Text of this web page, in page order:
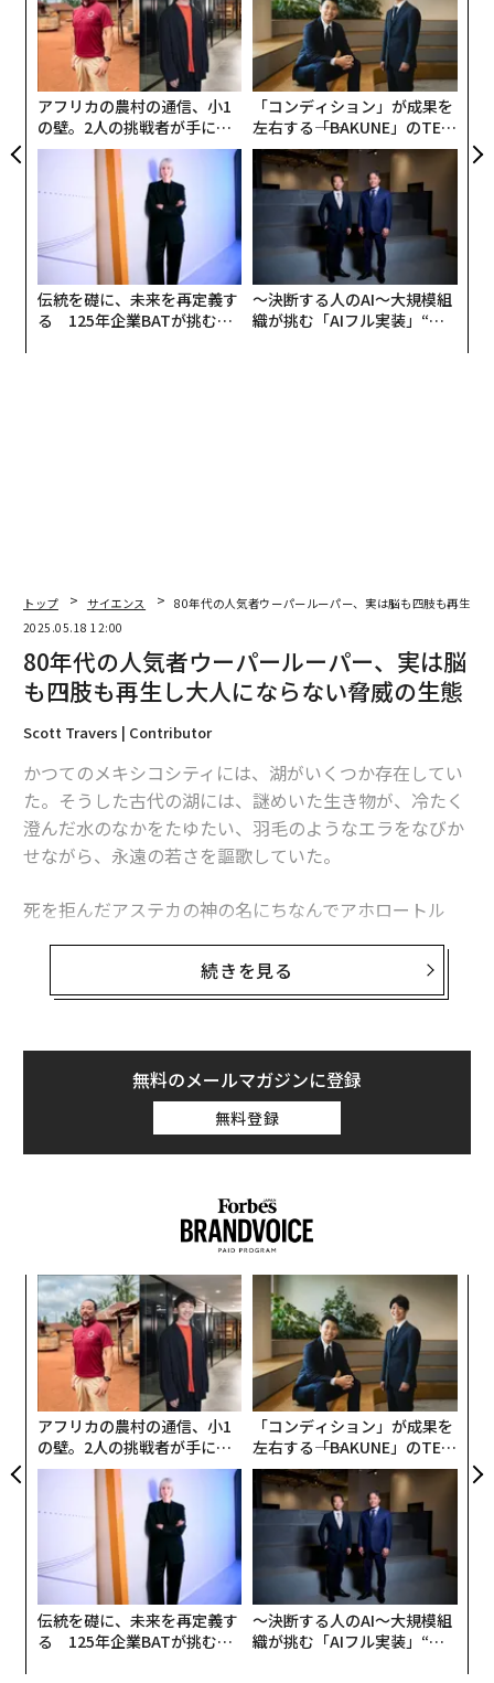
アフリカの農村の通信、小1
の壁。2人の挑戦者が手にし
た「次なる武器」
「コンディション」が成果を
左右する――「BAKUNE」のTEN
TIALが支える「挑戦者の明
日」
伝統を礎に、未来を再定義す
る 125年企業BATが挑むス
〜決断する人のAI〜大規模組
織が挑む「AIフル実装」“使
トップ サイエンス
80年代の人気者ウーパールーパー、実は脳も四肢も再生し
2025.05.18 12:00
80年代の人気者ウーパールーパー、実は脳
も四肢も再生し大人にならない脅威の生態
Scott Travers | Contributor
かつてのメキシコシティには、湖がいくつか存在してい
た。そうした古代の湖には、謎めいた生き物が、冷たく
澄んだ水のなかをたゆたい、羽毛のようなエラをなびか
せながら、永遠の若さを謳歌していた。
死を拒んだアステカの神の名にちなんでアホロートル
驚異の再生能力に気づくはるか昔から、回復力のシンボ
ルだった。（日本ではウーパールーパーという別名で19
た）
しかしいまや、湖の大部分は姿を消した。チャルコ湖は
埃っぽい埋立地となり、ソチミルコ湖はかろうじて存続
しているものの、汚染され、コンクリートとプラスチッ
もまた生き延びたが、野生での状況は危機的で、実験室
や家庭の水槽で飼育されているにすぎない（実験室で
続きを見る
無料のメールマガジンに登録
無料登録
アフリカの農村の通信、小1
の壁。2人の挑戦者が手にし
た「次なる武器」
「コンディション」が成果を
左右する――「BAKUNE」のTEN
TIALが支える「挑戦者の明
日」
伝統を礎に、未来を再定義す
る 125年企業BATが挑むス
〜決断する人のAI〜大規模組
織が挑む「AIフル実装」“使